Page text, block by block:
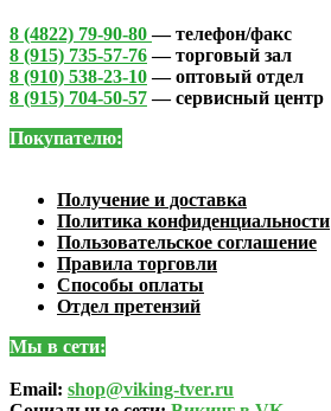
8 (4822) 79-90-80— телефон/факс
8 (915) 735-57-76— торговый зал
8 (910) 538-23-10— оптовый отдел
8 (915) 704-50-57— сервисный центр
Покупателю:
Получение и доставка
Политика конфиденциальности
Пользовательское соглашение
Правила торговли
Способы оплаты
Отдел претензий
Мы в сети:
Email: shop@viking-tver.ru